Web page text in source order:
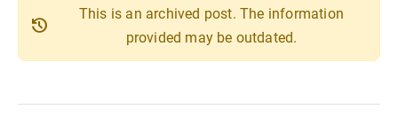
history
This is an archived post. The information
provided may be outdated.